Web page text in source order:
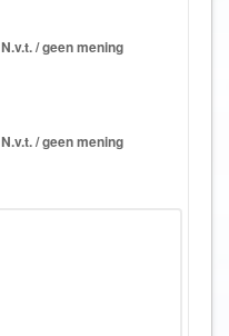
N.v.t. / geen mening
N.v.t. / geen mening